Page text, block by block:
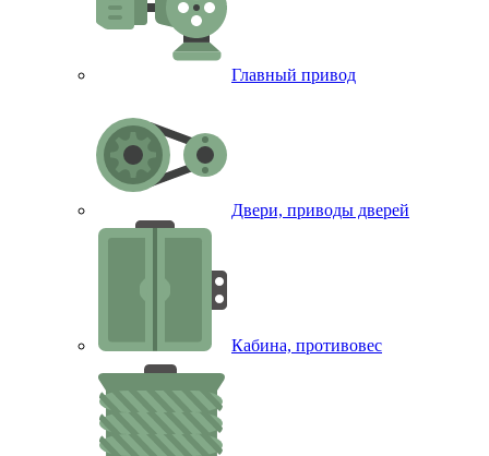
Главный привод
Двери, приводы дверей
Кабина, противовес